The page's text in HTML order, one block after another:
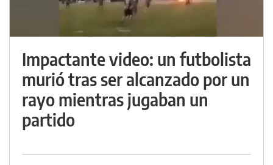
Impactante video: un futbolista
murió tras ser alcanzado por un
rayo mientras jugaban un
partido